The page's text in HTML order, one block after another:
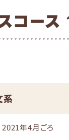
コース
系
2021年4月ごろ